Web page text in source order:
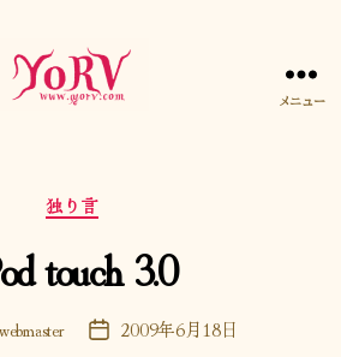
メニュー
カ
テ
リ
独り言
touch 3.0
webmaster
投 2009年6月18日